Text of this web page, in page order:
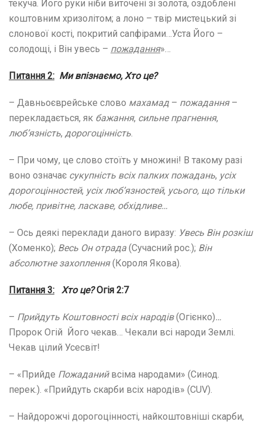
текуча. Його руки ніби виточені зі золота, оздоблені
коштовним хризолітом; а лоно – твір мистецький зі
слонової кості, покритий сапфірами…Уста Його –
солодощі, і Він увесь – пожадання»…
Питання 2: Ми впізнаємо, Хто це?
– Давньоєврейське слово махамад – пожадання–
перекладається, як бажання, сильне прагнення,
люб’язність, дорогоцінність.
– При чому, це слово стоїть у множині! В такому разі
воно означає сукупність всіх палких пожадань, усіх
дорогоцінностей, усіх люб’язностей, усього, що тільки
любе, привітне, ласкаве, обхідливе…
– Ось деякі переклади даного виразу: Увесь Він розкіш
(Хоменко); Весь Он отрада (Сучасний рос.); Він
абсолютне захоплення(Короля Якова).
Питання 3: Хто це? Огія 2:7
– Прийдуть Коштовності всіх народів(Огієнко)…
Пророк Огій Його чекав… Чекали всі народи Землі.
Чекав цілий Усесвіт!
– «Прийде Пожаданийвсіма народами» (Синод.
перек.). «Прийдуть скарби всіх народів» (CUV).
– Найдорожчі дорогоцінності, найкоштовніші скарби,